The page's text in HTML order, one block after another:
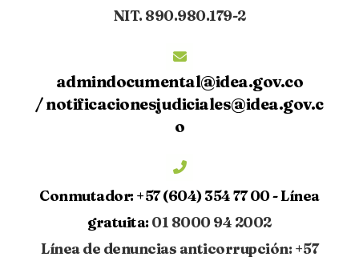
NIT. 890.980.179-2
admindocumental@idea.gov.co
/notificacionesjudiciales@idea.gov.c
o
Conmutador: +57 (604) 354 77 00 -Línea
gratuita: 01 8000 94 2002
Línea de denuncias anticorrupción: +57